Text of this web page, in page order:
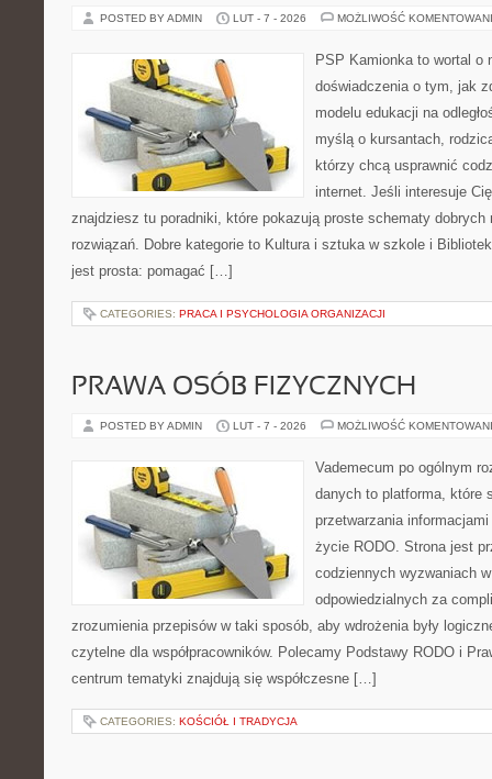
POSTED BY ADMIN LUT - 7 - 2026 MOŻLIWOŚĆ
PSP Kamionka to wortal o
doświadczenia o tym, jak
modelu edukacji na
myślą o kursantach,
którzy chcą usprawnić
internet. Jeśli interesuje
znajdziesz tu poradniki, które pokazują proste schematy dobrych
rozwiązań. Dobre kategorie to Kultura i sztuka w szkole i
jest prosta: pomagać […]
CATEGORIES: PRACA I PSYCHOLOGIA ORGANIZACJI
PRAWA OSÓB FIZYCZNYCH
POSTED BY ADMIN LUT - 7 - 2026 MOŻLIWOŚĆ
Vademecum po ogólnym
danych to platforma, które
przetwarzania
życie RODO. Strona jest
codziennych wyzwaniach
odpowiedzialnych za
zrozumienia przepisów w taki sposób, aby wdrożenia były
czytelne dla współpracowników. Polecamy Podstawy RODO i
centrum tematyki znajdują się współczesne […]
CATEGORIES: KOŚCIÓŁ I TRADYCJA